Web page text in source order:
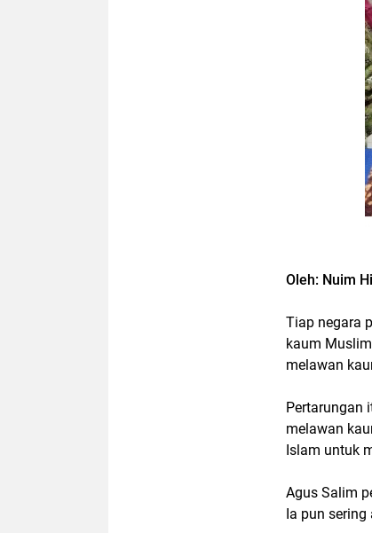
Oleh: Nuim
Tiap negara
kaum
melawan
Pertarungan
melawan
Islam untuk
Agus Salim
Ia pun